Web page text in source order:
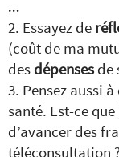
…
Essayez de
(coût de ma
des dépenses de
Pensez aussi à
santé. Est-ce
d’avancer des
téléconsultation